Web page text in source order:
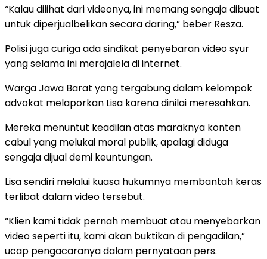
“Kalau dilihat dari videonya, ini memang sengaja dibuat
untuk diperjualbelikan secara daring,” beber Resza.
Polisi juga curiga ada sindikat penyebaran video syur
yang selama ini merajalela di internet.
Warga Jawa Barat yang tergabung dalam kelompok
advokat melaporkan Lisa karena dinilai meresahkan.
Mereka menuntut keadilan atas maraknya konten
cabul yang melukai moral publik, apalagi diduga
sengaja dijual demi keuntungan.
Lisa sendiri melalui kuasa hukumnya membantah keras
terlibat dalam video tersebut.
“Klien kami tidak pernah membuat atau menyebarkan
video seperti itu, kami akan buktikan di pengadilan,”
ucap pengacaranya dalam pernyataan pers.